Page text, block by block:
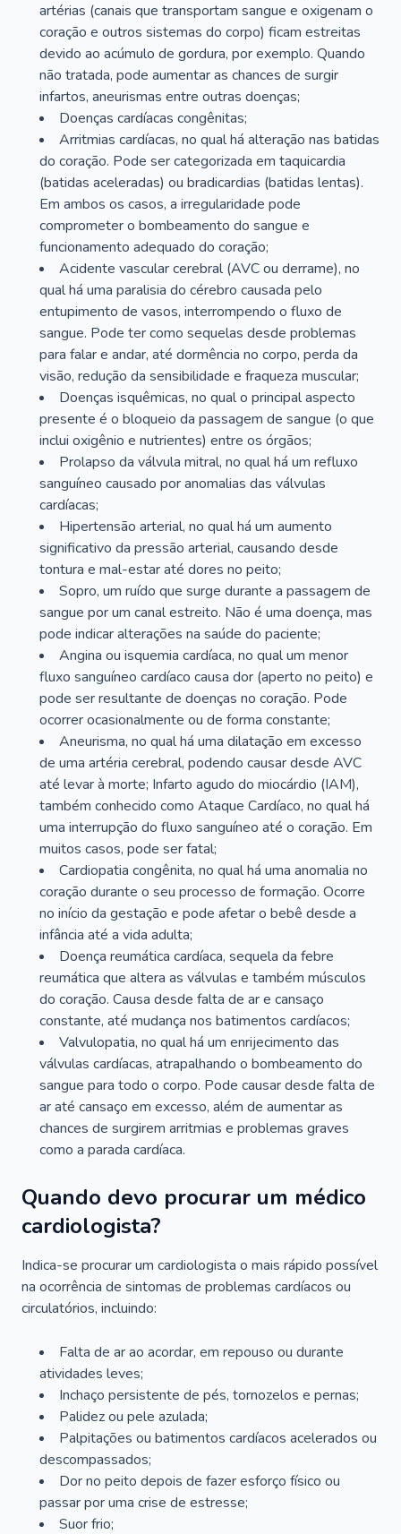
artérias (canais que transportam sangue e oxigenam o
coração e outros sistemas do corpo) ficam estreitas
devido ao acúmulo de gordura, por exemplo. Quando
não tratada, pode aumentar as chances de surgir
infartos, aneurismas entre outras doenças;
Doenças cardíacas congênitas;
Arritmias cardíacas, no qual há alteração nas batidas
do coração. Pode ser categorizada em taquicardia
(batidas aceleradas) ou bradicardias (batidas lentas).
Em ambos os casos, a irregularidade pode
comprometer o bombeamento do sangue e
funcionamento adequado do coração;
Acidente vascular cerebral (AVC ou derrame), no
qual há uma paralisia do cérebro causada pelo
entupimento de vasos, interrompendo o fluxo de
sangue. Pode ter como sequelas desde problemas
para falar e andar, até dormência no corpo, perda da
visão, redução da sensibilidade e fraqueza muscular;
Doenças isquêmicas, no qual o principal aspecto
presente é o bloqueio da passagem de sangue (o que
inclui oxigênio e nutrientes) entre os órgãos;
Prolapso da válvula mitral, no qual há um refluxo
sanguíneo causado por anomalias das válvulas
cardíacas;
Hipertensão arterial, no qual há um aumento
significativo da pressão arterial, causando desde
tontura e mal-estar até dores no peito;
Sopro, um ruído que surge durante a passagem de
sangue por um canal estreito. Não é uma doença, mas
pode indicar alterações na saúde do paciente;
Angina ou isquemia cardíaca, no qual um menor
fluxo sanguíneo cardíaco causa dor (aperto no peito) e
pode ser resultante de doenças no coração. Pode
ocorrer ocasionalmente ou de forma constante;
Aneurisma, no qual há uma dilatação em excesso
de uma artéria cerebral, podendo causar desde AVC
até levar à morte; Infarto agudo do miocárdio (IAM),
também conhecido como Ataque Cardíaco, no qual há
uma interrupção do fluxo sanguíneo até o coração. Em
muitos casos, pode ser fatal;
Cardiopatia congênita, no qual há uma anomalia no
coração durante o seu processo de formação. Ocorre
no início da gestação e pode afetar o bebê desde a
infância até a vida adulta;
Doença reumática cardíaca, sequela da febre
reumática que altera as válvulas e também músculos
do coração. Causa desde falta de ar e cansaço
constante, até mudança nos batimentos cardíacos;
Valvulopatia, no qual há um enrijecimento das
válvulas cardíacas, atrapalhando o bombeamento do
sangue para todo o corpo. Pode causar desde falta de
ar até cansaço em excesso, além de aumentar as
chances de surgirem arritmias e problemas graves
como a parada cardíaca.
Quando devo procurar um médico
cardiologista?
Indica-se procurar um cardiologista o mais rápido possível
na ocorrência de sintomas de problemas cardíacos ou
circulatórios, incluindo:
Falta de ar ao acordar, em repouso ou durante
atividades leves;
Inchaço persistente de pés, tornozelos e pernas;
Palidez ou pele azulada;
Palpitações ou batimentos cardíacos acelerados ou
descompassados;
Dor no peito depois de fazer esforço físico ou
passar por uma crise de estresse;
Suor frio;